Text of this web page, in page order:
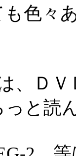
色々
、Ｄ
っと読